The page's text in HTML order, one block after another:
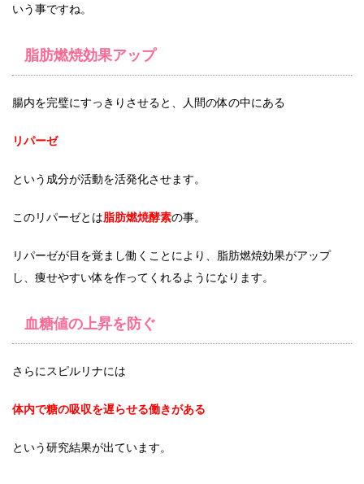
いう事ですね。
脂肪燃焼効果アップ
腸内を完璧にすっきりさせると、人間の体の中にある
リパーゼ
という成分が活動を活発化させます。
このリパーゼとは脂肪燃焼酵素の事。
リパーゼが目を覚まし働くことにより、脂肪燃焼効果がアップ
し、痩せやすい体を作ってくれるようになります。
血糖値の上昇を防ぐ
さらにスピルリナには
体内で糖の吸収を遅らせる働きがある
という研究結果が出ています。